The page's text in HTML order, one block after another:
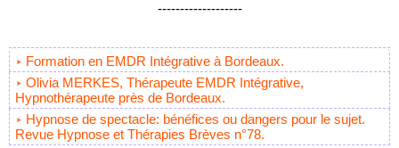
-------------------
Formation en EMDR Intégrative à Bordeaux.
Olivia MERKES, Thérapeute EMDR Intégrative,
Hypnothérapeute près de Bordeaux.
Hypnose de spectacle: bénéfices ou dangers pour le sujet.
Revue Hypnose et Thérapies Brèves n°78.